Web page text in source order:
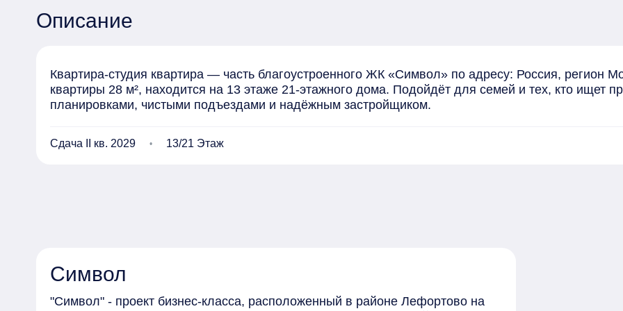
Описание
Квартира-студия квартира — часть благоустроенного ЖК «Символ» по адресу: Россия,
квартиры 28 м², находится на 13 этаже 21-этажного дома. Подойдёт для семей и тех, кто ищет
планировками, чистыми подъездами и надёжным застройщиком.
Сдача II кв. 2029 13/21 Этаж
Символ
"Символ" - проект бизнес-класса, расположенный в районе Лефортово на